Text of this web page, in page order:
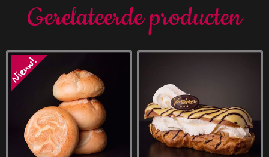
Gerelateerde producten